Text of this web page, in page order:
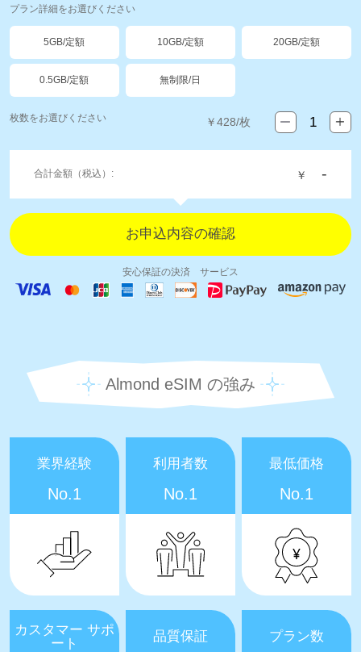
プラン詳細をお選びください
5GB/定額 10GB/定額 20GB/定額
0.5GB/定額 無制限/日
枚数をお選びください ￥428/枚
合計金額（税込）: ￥ -
安心保証の決済 サービス
Almond eSIM の強み
業界経験
No.1
利用者数
No.1
最低価格
No.1
カスタマー サポ
ート
品質保証 プラン数